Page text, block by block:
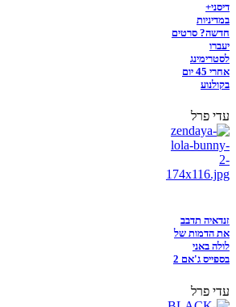
דיסני+
במדיניות
חדשה? סרטים
יעברו
לסטרימינג
אחרי 45 יום
בקולנוע
עדי פרל
זנדאיה תדבב
את הדמות של
לולה באני
בספייס ג'אם 2
עדי פרל